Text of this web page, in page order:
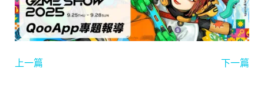
上一篇 下一篇